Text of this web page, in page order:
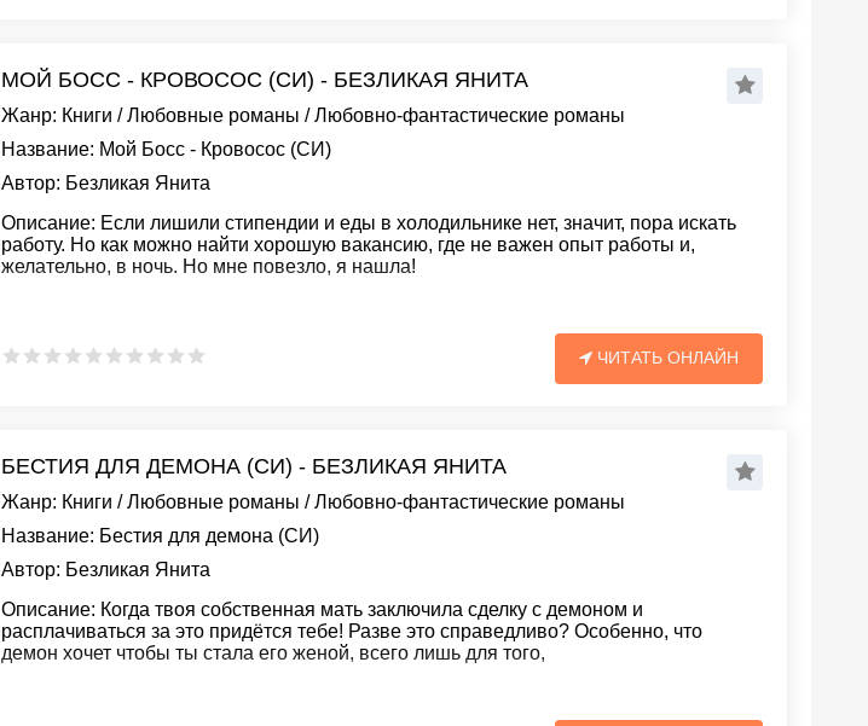
МОЙ БОСС - КРОВОСОС (СИ) - БЕЗЛИКАЯ ЯНИТА
Жанр: Книги /Любовные романы /Любовно-фантастические романы
Название: Мой Босс - Кровосос (СИ)
Автор: Безликая Янита
Описание: Если лишили стипендии и еды в холодильнике нет, значит, пора искать
работу. Но как можно найти хорошую вакансию, где не важен опыт работы и,
желательно, в ночь. Но мне повезло, я нашла!
ЧИТАТЬ ОНЛАЙН
БЕСТИЯ ДЛЯ ДЕМОНА (СИ) - БЕЗЛИКАЯ ЯНИТА
Жанр: Книги /Любовные романы /Любовно-фантастические романы
Название: Бестия для демона (СИ)
Автор: Безликая Янита
Описание: Когда твоя собственная мать заключила сделку с демоном и
расплачиваться за это придётся тебе! Разве это справедливо? Особенно, что
демон хочет чтобы ты стала его женой, всего лишь для того,